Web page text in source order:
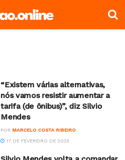
“Existem várias alternativas,
nós vamos resistir aumentar a
tarifa (de ônibus)”, diz Silvio
Mendes
POR MARCELO COSTA RIBEIRO
17 DE FEVEREIRO DE 2025